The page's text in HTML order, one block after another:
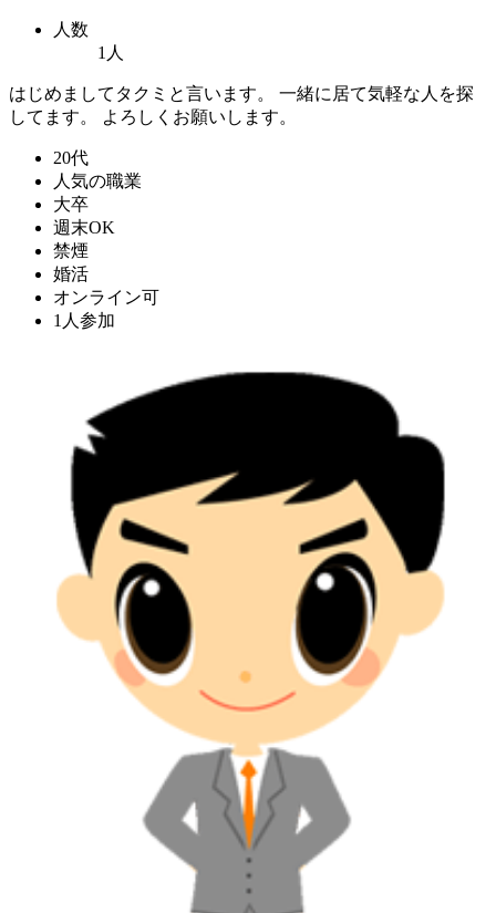
人数
1人
はじめましてタクミと言います。 一緒に居て気軽な人を探
してます。 よろしくお願いします。
20代
人気の職業
大卒
週末OK
禁煙
婚活
オンライン可
1人参加